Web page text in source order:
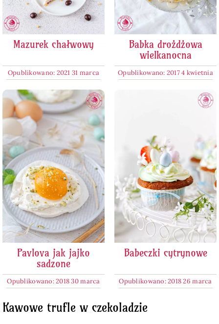
Mazurek chałwowy
Opublikowano: 2021 31 marca
Babka drożdżowa
wielkanocna
Opublikowano: 2017 4 kwietnia
Pavlova jak jajko
sadzone
Opublikowano: 2018 30 marca
Babeczki cytrynowe
Opublikowano: 2018 26 marca
Kawowe trufle w czekoladzie